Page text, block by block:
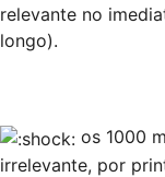
relevante no
longo).
os 1000
irrelevante, por